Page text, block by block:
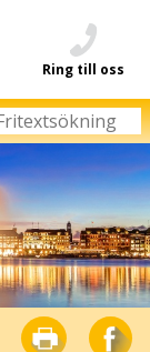
Ring till oss